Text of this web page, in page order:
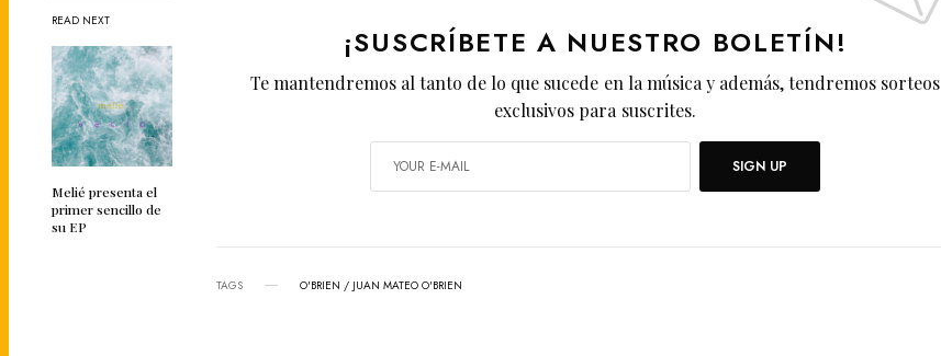
READ NEXT
Melié presenta el
primer sencillo de
su EP
¡SUSCRÍBETE A NUESTRO BOLETÍN!
Te mantendremos al tanto de lo que sucede en la música y además, tendremos sorteos
exclusivos para suscrites.
SIGN UP
TAGS O'BRIEN / JUAN MATEO O'BRIEN